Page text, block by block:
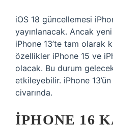
iOS 18 güncellemesi
yayınlanacak. Ancak
iPhone 13’te tam olarak
özellikler iPhone 15 ve
olacak. Bu durum
etkileyebilir. iPhone
civarında.
IPHONE 16